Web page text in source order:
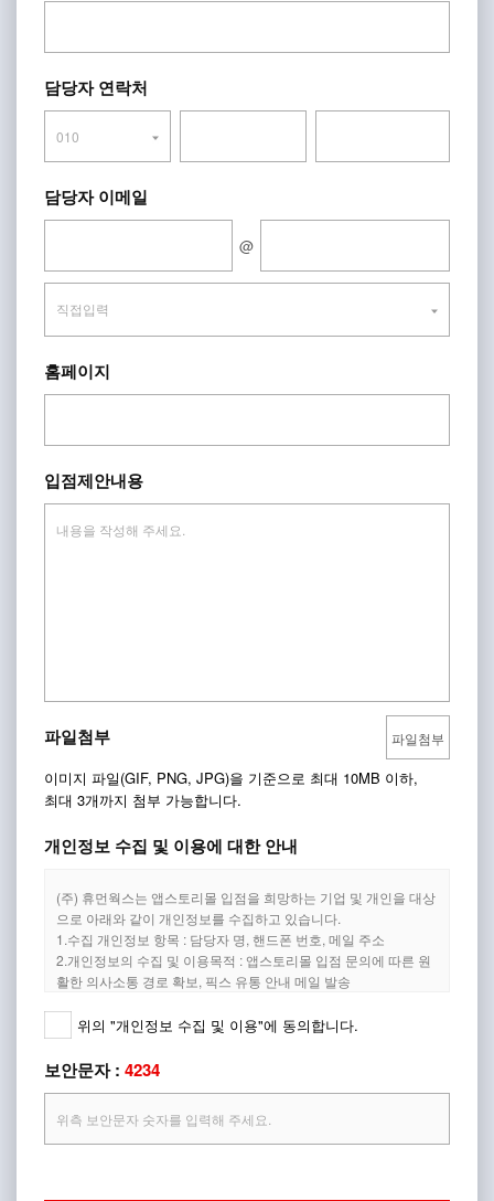
담당자 연락처
담당자 이메일
@
홈페이지
입점제안내용
파일첨부 파일첨부
이미지 파일(GIF, PNG, JPG)을 기준으로 최대 10MB 이하,
최대 3개까지 첨부 가능합니다.
개인정보 수집 및 이용에 대한 안내
(주) 휴먼웍스는 앱스토리몰 입점을 희망하는 기업 및 개인을 대상
으로 아래와 같이 개인정보를 수집하고 있습니다.
1.수집 개인정보 항목 : 담당자 명, 핸드폰 번호, 메일 주소
2.개인정보의 수집 및 이용목적 : 앱스토리몰 입점 문의에 따른 원
활한 의사소통 경로 확보, 픽스 유통 안내 메일 발송
그 밖의 사항은 개인정보처리방침을 준수합니다.
위의 "개인정보 수집 및 이용"에 동의합니다.
보안문자 : 4234